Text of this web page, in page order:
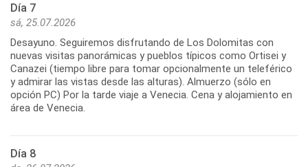
Día 7
sá, 25.07.2026
Desayuno. Seguiremos disfrutando de Los Dolomitas con
nuevas visitas panorámicas y pueblos típicos como Ortisei y
Canazei (tiempo libre para tomar opcionalmente un teleférico
y admirar las vistas desde las alturas). Almuerzo (sólo en
opción PC) Por la tarde viaje a Venecia. Cena y alojamiento en
área de Venecia.
Día 8